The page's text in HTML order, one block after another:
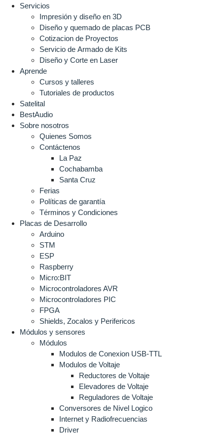
Servicios
Impresión y diseño en 3D
Diseño y quemado de placas PCB
Cotizacion de Proyectos
Servicio de Armado de Kits
Diseño y Corte en Laser
Aprende
Cursos y talleres
Tutoriales de productos
Satelital
BestAudio
Sobre nosotros
Quienes Somos
Contáctenos
La Paz
Cochabamba
Santa Cruz
Ferias
Políticas de garantía
Términos y Condiciones
Placas de Desarrollo
Arduino
STM
ESP
Raspberry
Micro:BIT
Microcontroladores AVR
Microcontroladores PIC
FPGA
Shields, Zocalos y Perifericos
Módulos y sensores
Módulos
Modulos de Conexion USB-TTL
Modulos de Voltaje
Reductores de Voltaje
Elevadores de Voltaje
Reguladores de Voltaje
Conversores de Nivel Logico
Internet y Radiofrecuencias
Driver